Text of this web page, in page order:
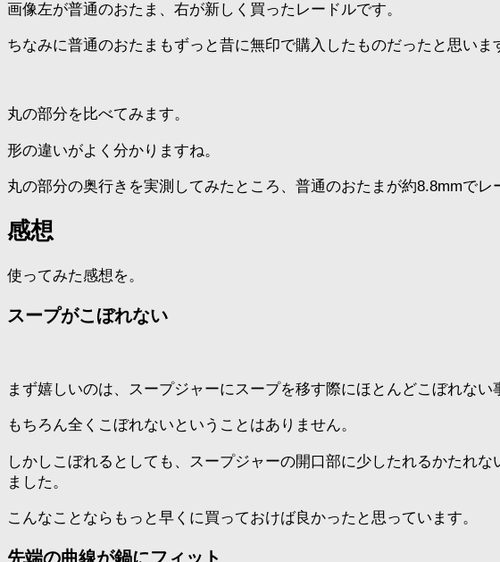
画像左が普通のおたま、右が新しく買ったレードルです。
ちなみに普通のおたまもずっと昔に無印で購入したものだったと思い
丸の部分を比べてみます。
形の違いがよく分かりますね。
丸の部分の奥行きを実測してみたところ、普通のおたまが約8.8mmでレ
感想
使ってみた感想を。
スープがこぼれない
まず嬉しいのは、スープジャーにスープを移す際にほとんどこぼれない
もちろん全くこぼれないということはありません。
しかしこぼれるとしても、スープジャーの開口部に少したれるかたれ
ました。
こんなことならもっと早くに買っておけば良かったと思っています。
先端の曲線が鍋にフィット